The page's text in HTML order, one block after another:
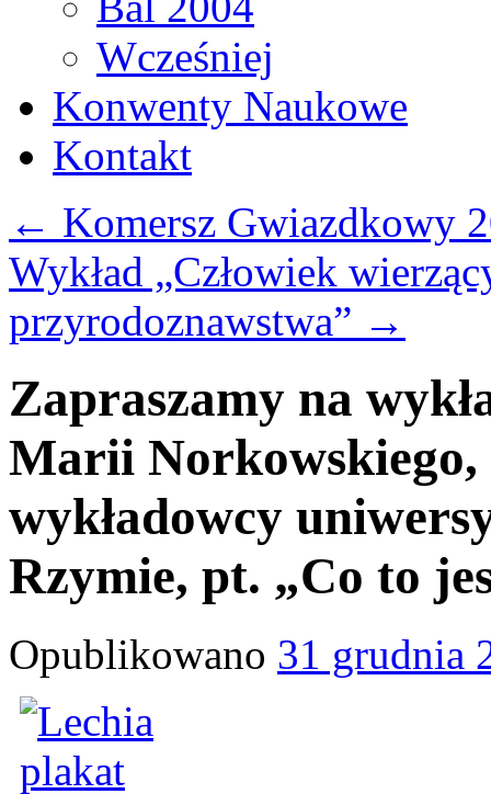
Wcześniej
Konwenty Naukowe
Kontakt
← Komersz Gwiazdkowy
Wykład „Człowiek
przyrodoznawstwa” →
Zapraszamy na
Marii
wykładowcy
Rzymie, pt. „Co to
Opublikowano 31 grudnia